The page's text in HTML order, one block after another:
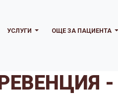
УСЛУГИ ОЩЕ ЗА ПАЦИЕНТА